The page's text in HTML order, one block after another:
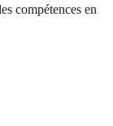
compétences en